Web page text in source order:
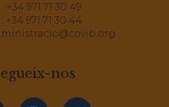
+34 971 71 30 49
+34 971 71 30 44
nos